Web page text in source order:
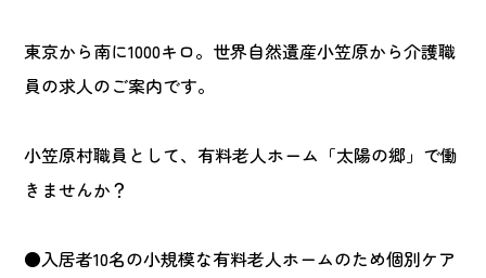
東京から南に1000キロ。世界自然遺産小笠原から介護職
員の求人のご案内です。
小笠原村職員として、 有料老人ホーム「太陽の郷」 で働
きませんか？
●入居者10名の小規模な有料老人ホームのため個別ケア